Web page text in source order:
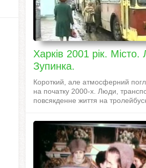
Харків 2001 рік.
Зупинка.
Короткий, але атмосферний
на початку 2000-х. Люди,
повсякденне життя на